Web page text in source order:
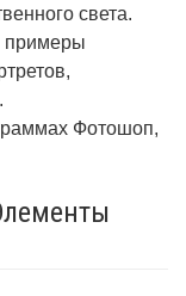
света.
примеры
Фотошоп,